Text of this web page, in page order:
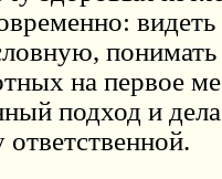
видеть
понимать
на первое
подход и